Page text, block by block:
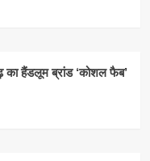
का हैंडलूम ब्रांड ‘कोशल फैब’